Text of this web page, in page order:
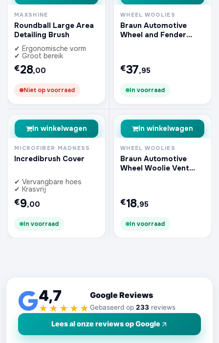
MAXSHINE
Roundball Large Area
Detailing Brush
✔ Ergonomische vorm
✔ Groot bereik
€28,00
Niet op voorraad
WHEEL WOOLIES
Braun Automotive
Wheel and Fender
€37,95
In voorraad
In winkelwagen
MICROFIBER MADNESS
Incredibrush Cover
✔ Vervangbare hoes
✔ Krasvrij
€9,00
In voorraad
In winkelwagen
WHEEL WOOLIES
Braun Automotive
Wheel Woolie Vent
€18,95
In voorraad
4,7
★★★★★
Google Reviews
Gebaseerd op 233 reviews
Lees al onze reviews op Google